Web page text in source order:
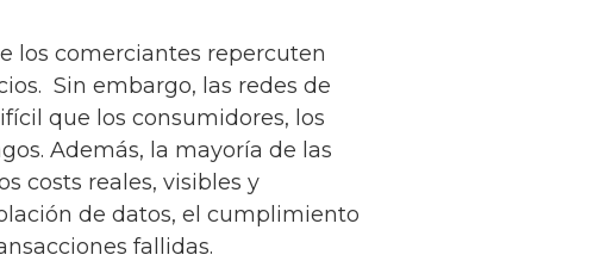
los comerciantes repercuten
Sin embargo, las redes de
que los consumidores, los
Además, la mayoría de las
costs reales, visibles y
de datos, el cumplimiento
fallidas.